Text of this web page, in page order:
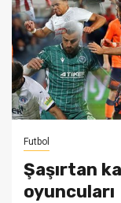
Futbol
Şaşırtan
oyuncuları